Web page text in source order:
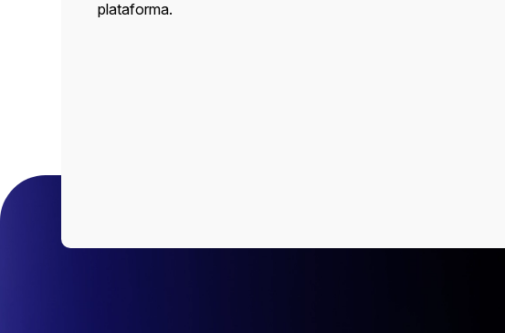
plataforma.